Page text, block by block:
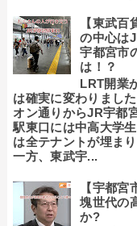
【東武
の中心は
宇都宮市
は！？
LRT開業
は確実に変わりまし
オン通りからJR宇都
駅東口には中高大学
は全テナントが埋ま
一方、東武宇...
【宇都
塊世代の
か?